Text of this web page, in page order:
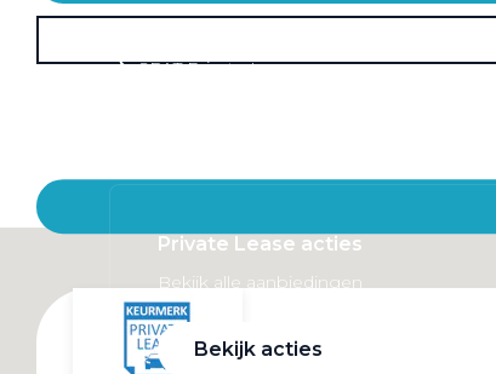
SEAT Private Lease
Private Lease acties
Bekijk alle aanbiedingen
Bekijk acties